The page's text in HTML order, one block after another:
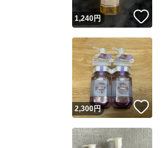
1,240円
2,300円